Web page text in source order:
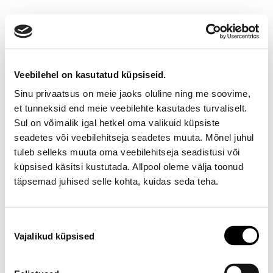
Veebilehel on kasutatud küpsiseid.
Sinu privaatsus on meie jaoks oluline ning me soovime,
et tunneksid end meie veebilehte kasutades turvaliselt.
Sul on võimalik igal hetkel oma valikuid küpsiste
seadetes või veebilehitseja seadetes muuta. Mõnel juhul
tuleb selleks muuta oma veebilehitseja seadistusi või
küpsised käsitsi kustutada. Allpool oleme välja toonud
täpsemad juhised selle kohta, kuidas seda teha.
valik
Vajalikud küpsised
Ootamatu viga!
Proovi varsti uuesti
Telefon E-R 9-17 6673334